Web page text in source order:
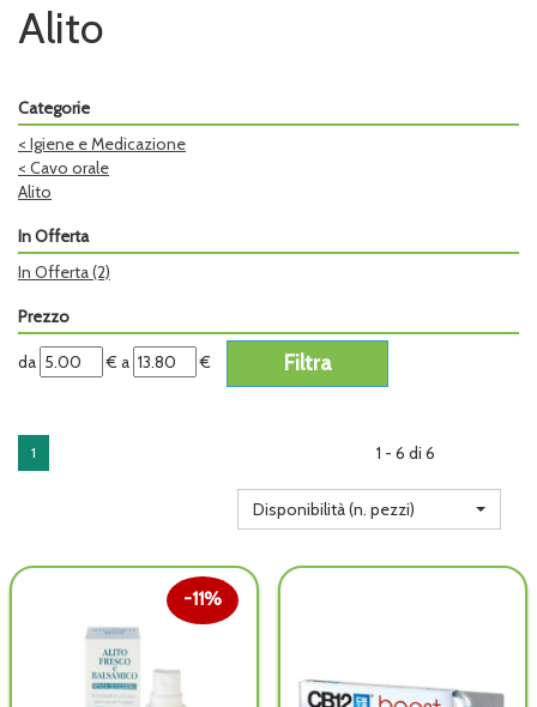
Alito
Categorie
< Igiene e Medicazione
< Cavo orale
Alito
In Offerta
In Offerta(2)
Prezzo
filtra
da
da €
filtra
a
a €
1 1 - 6 di 6
Disponibilità (n. pezzi)
11%